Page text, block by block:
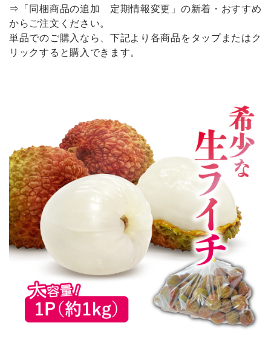
⇒「同梱商品の追加 定期情報変更」の新着・おすすめ
からご注文ください。
単品でのご購入なら、下記より各商品をタップまたはク
リックすると購入できます。